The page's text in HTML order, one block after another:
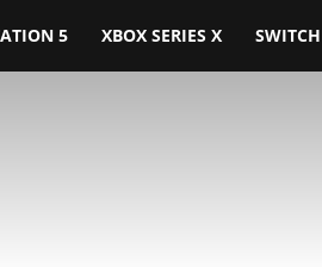
5 XBOX SERIES X SWITCH